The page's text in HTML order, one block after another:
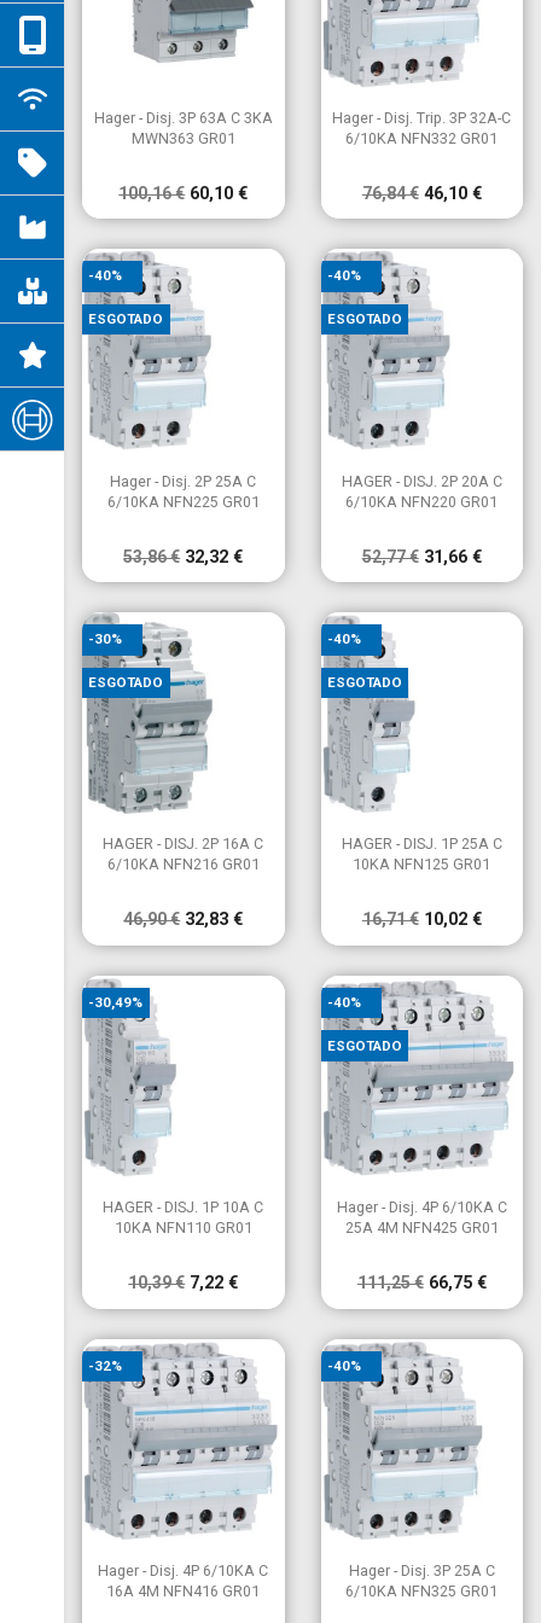
Vista rápida
Hager - Disj. 3P 63A C 3KA
MWN363 GR01
100,16 € 60,10 €
Vista rápida
Hager - Disj. Trip. 3P 32A-C
6/10KA NFN332 GR01
76,84 € 46,10 €
 Vista rápida
Hager - Disj. 2P 25A C
6/10KA NFN225 GR01
53,86 € 32,32 €
-40%
ESGOTADO
 Vista rápida
HAGER - DISJ. 2P 20A C
6/10KA NFN220 GR01
52,77 € 31,66 €
-40%
ESGOTADO
 Vista rápida
HAGER - DISJ. 2P 16A C
6/10KA NFN216 GR01
46,90 € 32,83 €
-30%
ESGOTADO
 Vista rápida
HAGER - DISJ. 1P 25A C
10KA NFN125 GR01
16,71 € 10,02 €
-40%
ESGOTADO
 Vista rápida
HAGER - DISJ. 1P 10A C
10KA NFN110 GR01
10,39 € 7,22 €
-30,49%
Vista rápida
Hager - Disj. 4P 6/10KA C
25A 4M NFN425 GR01
111,25 € 66,75 €
-40%
ESGOTADO
Vista rápida
Hager - Disj. 4P 6/10KA C
16A 4M NFN416 GR01
-32%
 Vista rápida
Hager - Disj. 3P 25A C
6/10KA NFN325 GR01
-40%